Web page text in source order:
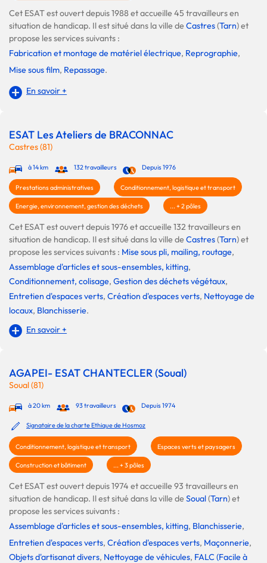
Cet ESAT est ouvert depuis 1988 et accueille 45 travailleurs en
situation de handicap. Il est situé dans la ville deCastres(Tarn) et
propose les services suivants :
Fabrication et montage de matériel électrique, Reprographie,
Mise sous film, Repassage.
En savoir +
ESAT Les Ateliers de BRACONNAC
Castres (81)
à 14 km 132 travailleurs Depuis 1976
Prestations administratives Conditionnement, logistique et transport
Energie, environnement, gestion des déchets ... + 2 pôles
Cet ESAT est ouvert depuis 1976 et accueille 132 travailleurs en
situation de handicap. Il est situé dans la ville deCastres(Tarn) et
propose les services suivants : Mise sous pli, mailing, routage,
Assemblage d'articles et sous-ensembles, kitting,
Conditionnement, colisage, Gestion des déchets végétaux,
Entretien d'espaces verts, Création d'espaces verts, Nettoyage de
locaux, Blanchisserie.
En savoir +
AGAPEI- ESAT CHANTECLER (Soual)
Soual (81)
à 20 km 93 travailleurs Depuis 1974
Signataire de la charte Ethique de Hosmoz
Conditionnement, logistique et transport Espaces verts et paysagers
Construction et bâtiment ... + 3 pôles
Cet ESAT est ouvert depuis 1974 et accueille 93 travailleurs en
situation de handicap. Il est situé dans la ville deSoual(Tarn) et
propose les services suivants :
Assemblage d'articles et sous-ensembles, kitting, Blanchisserie,
Entretien d'espaces verts, Création d'espaces verts, Maçonnerie,
Objets d'artisanat divers, Nettoyage de véhicules, FALC (Facile à